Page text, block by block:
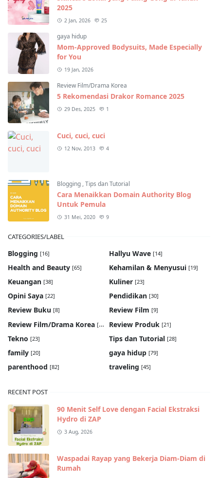
2025
2 Jan, 2026 25
gaya hidup
Mom-Approved Bodysuits, Made Especially
for You
19 Jan, 2026
Review Film/Drama Korea
5 Rekomendasi Drakor Romance 2025
29 Des, 2025 1
Cuci, cuci, cuci
12 Nov, 2013 4
Blogging ,Tips dan Tutorial
Cara Menaikkan Domain Authority Blog
Untuk Pemula
31 Mei, 2020 9
CATEGORIES/LABEL
Blogging [16] Hallyu Wave [14]
Health and Beauty [65] Kehamilan & Menyusui [19]
Keuangan [38] Kuliner [23]
Opini Saya [22] Pendidikan [30]
Review Buku [8] Review Film [9]
Review Film/Drama Korea [22] Review Produk [21]
Tekno [23] Tips dan Tutorial [28]
family [20] gaya hidup [79]
parenthood [82] traveling [45]
RECENT POST
90 Menit Self Love dengan Facial Ekstraksi
Hydro di ZAP
3 Aug, 2026
Waspadai Rayap yang Bekerja Diam-Diam di
Rumah